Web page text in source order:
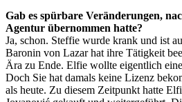
Gab es spürbare Veränderungen,
Agentur übernommen hatte?
Ja, schon. Steffie wurde krank und ist
Baronin von Lazar hat ihre Tätigkeit
Ära zu Ende. Elfie wollte eigentlich
Doch Sie hat damals keine Lizenz
als heute. Zu diesem Zeitpunkt hatte